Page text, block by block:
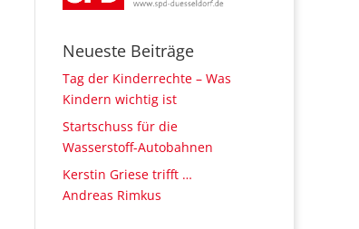
Neueste Beiträge
Tag der Kinderrechte – Was
Kindern wichtig ist
Startschuss für die
Wasserstoff-Autobahnen
Kerstin Griese trifft …
Andreas Rimkus